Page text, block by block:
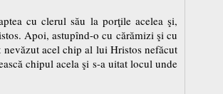
cu clerul său la porţile acelea şi,
Apoi, astupînd-o cu cărămizi şi cu
acel chip al lui Hristos nefăcut
chipul acela şi s-a uitat locul unde